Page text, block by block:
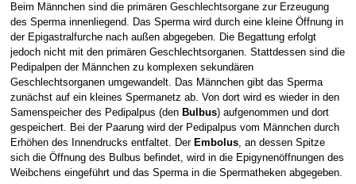
Beim Männchen sind die primären Geschlechtsorgane zur Erzeugung
des Sperma innenliegend. Das Sperma wird durch eine kleine Öffnung in
der Epigastralfurche nach außen abgegeben. Die Begattung erfolgt
jedoch nicht mit den primären Geschlechtsorganen. Stattdessen sind die
Pedipalpen der Männchen zu komplexen sekundären
Geschlechtsorganen umgewandelt. Das Männchen gibt das Sperma
zunächst auf ein kleines Spermanetz ab. Von dort wird es wieder in den
Samenspeicher des Pedipalpus (den Bulbus) aufgenommen und dort
gespeichert. Bei der Paarung wird der Pedipalpus vom Männchen durch
Erhöhen des Innendrucks entfaltet. Der Embolus, an dessen Spitze
sich die Öffnung des Bulbus befindet, wird in die Epigynenöffnungen des
Weibchens eingeführt und das Sperma in die Spermatheken abgegeben.